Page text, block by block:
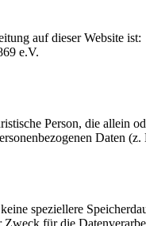
auf dieser Website ist:
e.V.
Person, die allein
Daten
speziellere
Zweck für die